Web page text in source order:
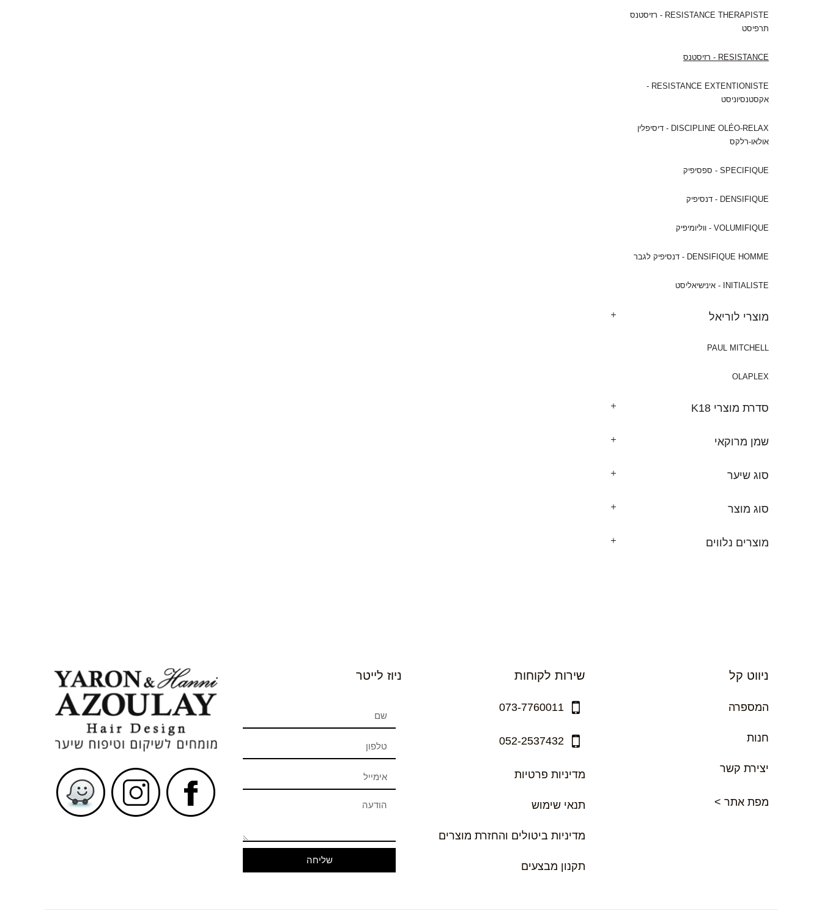
RESISTANCE THERAPISTE - רזיסטנס
תרפיסט
RESISTANCE - רזיסטנס
RESISTANCE EXTENTIONISTE -
אקסטנסיוניסט
DISCIPLINE OLÉO-RELAX - דיסיפלין
אולאו-רלקס
SPECIFIQUE - ספסיפיק
DENSIFIQUE - דנסיפיק
VOLUMIFIQUE - ווליומיפיק
DENSIFIQUE HOMME - דנסיפיק לגבר
INITIALISTE - אינישיאליסט
מוצרי לוריאל
PAUL MITCHELL
OLAPLEX
סדרת מוצרי K18
שמן מרוקאי
סוג שיער
סוג מוצר
מוצרים נלווים
ניווט קל
המספרה
חנות
יצירת קשר
מפת אתר >
שירות לקוחות
073-7760011
052-2537432
מדיניות פרטיות
תנאי שימוש
מדיניות ביטולים והחזרת מוצרים
תקנון מבצעים
ניוז לייטר
שליחה